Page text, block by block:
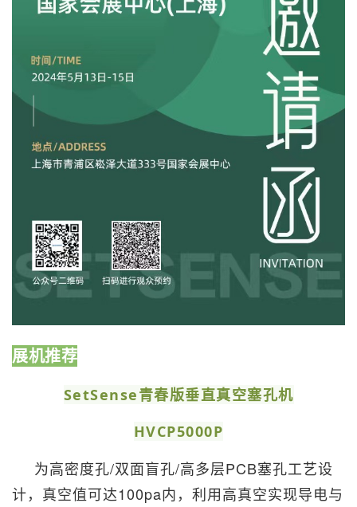
展机推荐
SetSense青春版垂直真空塞孔机
HVCP5000P
为高密度孔/双面盲孔/高多层PCB塞孔工艺设
计，真空值可达100pa内，利用高真空实现导电与